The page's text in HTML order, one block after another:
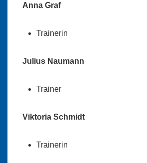
Anna Graf
Trainerin
Julius Naumann
Trainer
Viktoria Schmidt
Trainerin